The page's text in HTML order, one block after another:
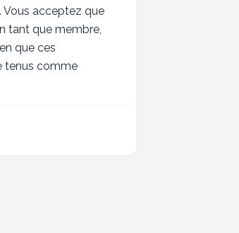
Vous acceptez que
tant que membre,
que ces
tenus comme